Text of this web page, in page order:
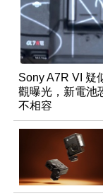
Sony A7R VI 疑
觀曝光，新電池
不相容